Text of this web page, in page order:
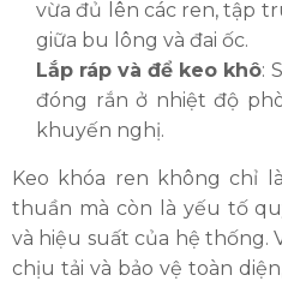
vừa đủ lên các ren, tập
giữa bu lông và đai ốc.
Lắp ráp và để keo khô:
đóng rắn ở nhiệt độ
khuyến nghị.
Keo khóa ren không chỉ
thuần mà còn là yếu tố
và hiệu suất của hệ thống.
chịu tải và bảo vệ toàn